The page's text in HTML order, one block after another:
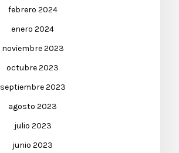
febrero 2024
enero 2024
noviembre 2023
octubre 2023
septiembre 2023
agosto 2023
julio 2023
junio 2023